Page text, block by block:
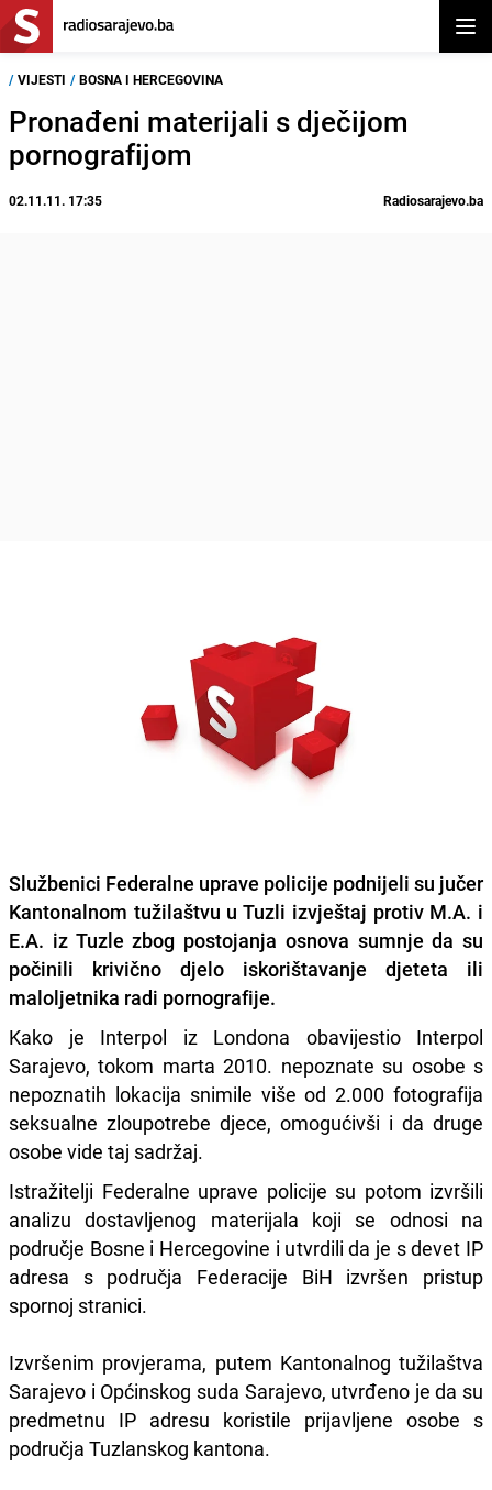
/ VIJESTI / BOSNA I HERCEGOVINA
Pronađeni materijali s dječijom
pornografijom
02.11.11. 17:35 Radiosarajevo.ba
Službenici Federalne uprave policije podnijeli su jučer
Kantonalnom tužilaštvu u Tuzli izvještaj protiv M.A. i
E.A. iz Tuzle zbog postojanja osnova sumnje da su
počinili krivično djelo iskorištavanje djeteta ili
maloljetnika radi pornografije.
Kako je Interpol iz Londona obavijestio Interpol
Sarajevo, tokom marta 2010. nepoznate su osobe s
nepoznatih lokacija snimile više od 2.000 fotografija
seksualne zloupotrebe djece, omogućivši i da druge
osobe vide taj sadržaj.
Istražitelji Federalne uprave policije su potom izvršili
analizu dostavljenog materijala koji se odnosi na
područje Bosne i Hercegovine i utvrdili da je s devet IP
adresa s područja Federacije BiH izvršen pristup
spornoj stranici.
Izvršenim provjerama, putem Kantonalnog tužilaštva
Sarajevo i Općinskog suda Sarajevo, utvrđeno je da su
predmetnu IP adresu koristile prijavljene osobe s
područja Tuzlanskog kantona.